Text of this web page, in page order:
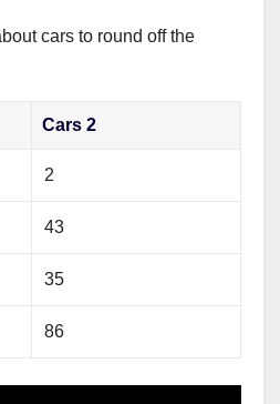
cars to round off the
Cars 2
2
43
35
86